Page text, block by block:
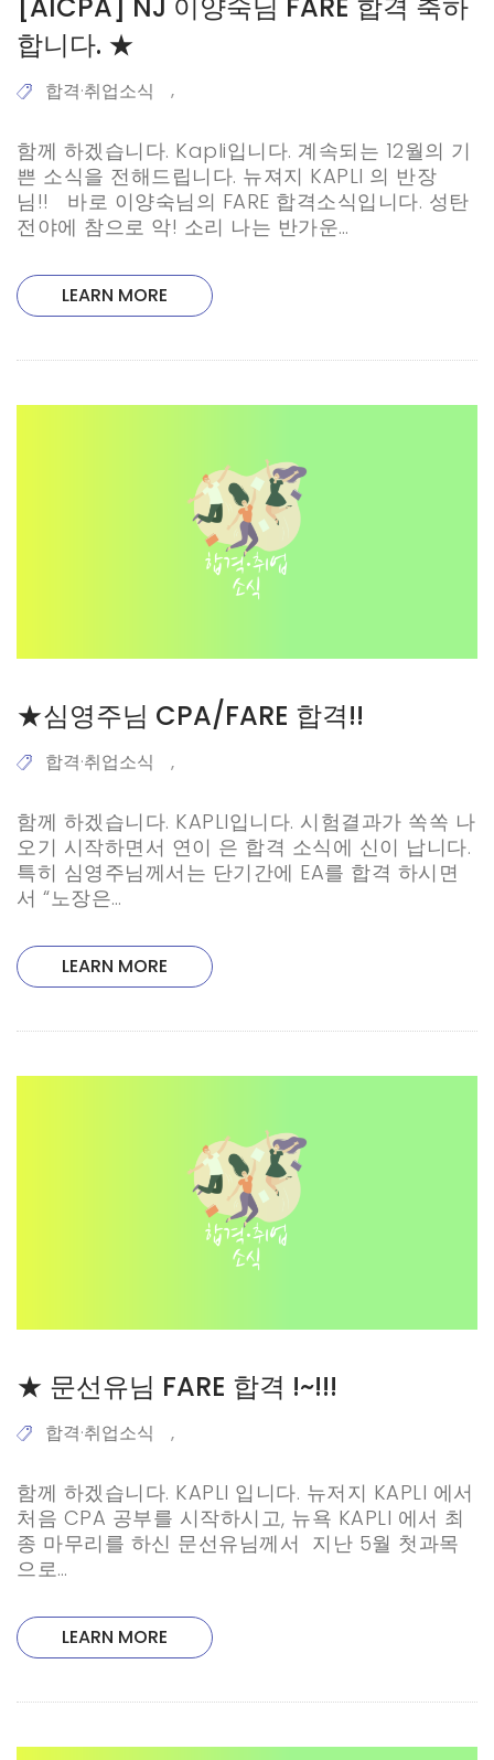
합니다. ★
합격·취업소식 ,
함께 하겠습니다. Kapli입니다. 계속되는 12월의 기
쁜 소식을 전해드립니다. 뉴져지 KAPLI 의 반장
님!! 바로 이양숙님의 FARE 합격소식입니다. 성탄
전야에 참으로 악! 소리 나는 반가운…
LEARN MORE
★심영주님 CPA/FARE 합격!!
합격·취업소식 ,
함께 하겠습니다. KAPLI입니다. 시험결과가 쏙쏙 나
오기 시작하면서 연이 은 합격 소식에 신이 납니다.
특히 심영주님께서는 단기간에 EA를 합격 하시면
서 “노장은…
LEARN MORE
★ 문선유님 FARE 합격 !~!!!
합격·취업소식 ,
함께 하겠습니다. KAPLI 입니다. 뉴저지 KAPLI 에서
처음 CPA 공부를 시작하시고, 뉴욕 KAPLI 에서 최
종 마무리를 하신 문선유님께서 지난 5월 첫과목
으로…
LEARN MORE